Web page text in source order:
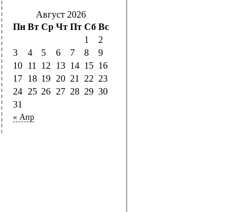
Август 2026
Пн Вт Ср Чт Пт Сб Вс
« Апр
1
2
3
4 5 6 7 8
9
10 11 12 13 14 15 16
17 18 19 20 21 22 23
24 25 26 27 28 29 30
31